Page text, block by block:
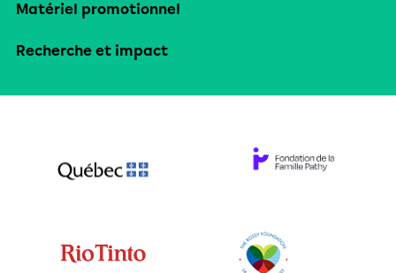
Matériel promotionnel
Recherche et impact